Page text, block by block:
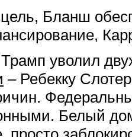
Бланш
уволил
– Ребекку
Белый